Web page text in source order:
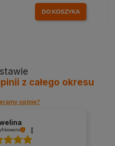
DO KOSZYKA
z całego okresu
opinie?